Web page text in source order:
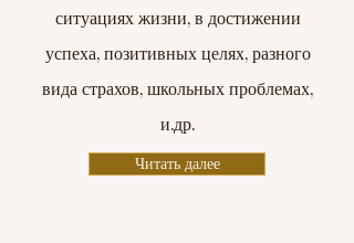
ситуациях жизни, в достижении
успеха, позитивных целях, разного
вида страхов, школьных проблемах,
и.др.
Читать далее